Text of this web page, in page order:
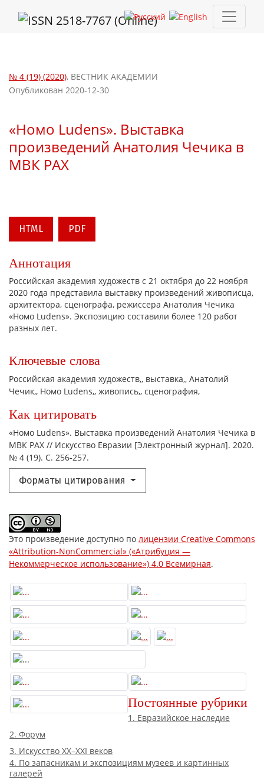
«Hомо Ludens». Выставка произведений Анатолия Чечика в
№ 4 (19) (2020), ВЕСТНИК АКАДЕМИИ
«Hомо Ludens». Выставка
произведений Анатолия Чечика в
МВК РАХ
Опубликован 2020-12-30
HTML PDF
Ключевые слова
Российская академия художеств, выставка, Анатолий
Чечик, Hомо Ludens, живопись, сценография,
Как цитировать
«Hомо Ludens». Выставка произведений Анатолия Чечика в
МВК РАХ // Искусство Евразии [Электронный журнал]. 2020.
№ 4 (19). С. 256-257.
Форматы цитирования
Это произведение доступно по лицензии Creative Commons
«Attribution-NonCommercial» («Атрибуция —
Некоммерческое использование») 4.0 Всемирная.
Постоянные рубрики
1. Евразийское наследие
2. Форум
3. Искусство XX–XXI веков
4. По запасникам и экспозициям музеев и картинных
галерей
Аннотация
Российская академия художеств с 21 октября до 22 ноября
2020 года представила выставку произведений живописца,
архитектора, сценографа, режиссера Анатолия Чечика
«Номо Ludens». Экспозицию составили более 120 работ
разных лет.